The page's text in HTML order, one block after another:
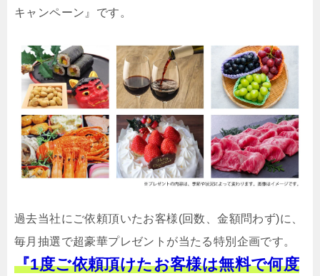
キャンペーン』です。
過去当社にご依頼頂いたお客様(回数、金額問わず)に、
毎月抽選で超豪華プレゼントが当たる特別企画です。
『1度ご依頼頂けたお客様は無料で何度